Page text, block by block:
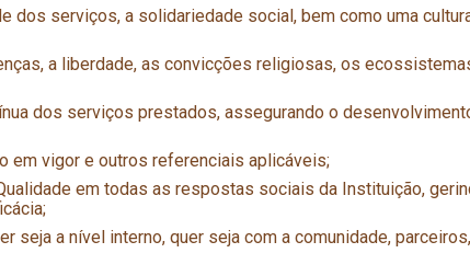
dos serviços, a solidariedade social, bem como uma
a liberdade, as convicções religiosas, os
dos serviços prestados, assegurando o
em vigor e outros referenciais aplicáveis;
em todas as respostas sociais da Instituição,
seja a nível interno, quer seja com a comunidade, parceiros,